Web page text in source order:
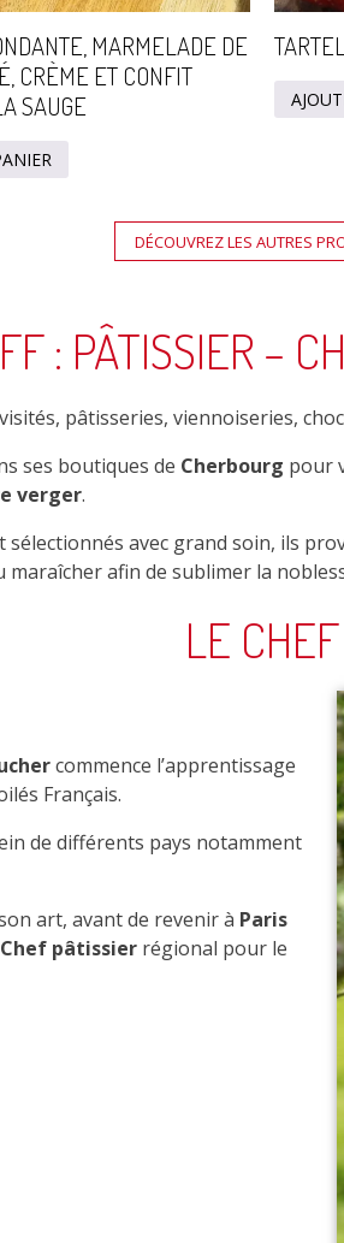
MARMELADE DE
CRÈME ET CONFIT
SAUGE
DÉCOUVREZ LES AUTRES
: PÂTISSIER –
pâtisseries, viennoiseries,
ses boutiques de Cherbourg pour
verger.
avec grand soin, ils
afin de sublimer la
LE CHEF
commence l’apprentissage
Français.
de différents pays notamment
art, avant de revenir à Paris
Chef pâtissier régional pour le